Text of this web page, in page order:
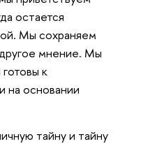
остается
Мы сохраняем
мнение. Мы
к
на основании
тайну и тайну